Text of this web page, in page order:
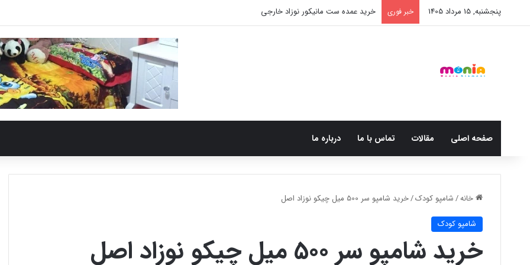
پنجشنبه, 15 مرداد 1405 خبر فوری خرید شامپو سر و بدن 500 میل کودک موستلا
صفحه اصلی مقالات تماس با ما درباره ما
خانه/ شامپو کودک/خرید شامپو سر 500 میل چیکو نوزاد اصل
شامپو کودک
خرید شامپو سر 500 میل چیکو نوزاد اصل